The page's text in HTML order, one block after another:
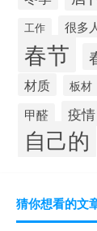
工作 很多
春节
材质 板材
甲醛 疫情
自己的
猜你想看的文